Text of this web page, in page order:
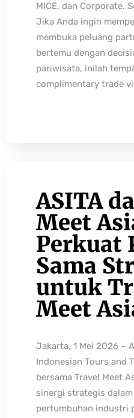
MICE, dan Corporate.
Jika Anda ingin
membuka peluang
bertemu dengan
pariwisata, inilah
complimentary trade
ASITA
Meet
Perkuat
Sama
untuk
Meet
Jakarta, 1 Mei 2026 –
Indonesian Tours and
bersama Travel Meet
sinergi strategis
pertumbuhan industri